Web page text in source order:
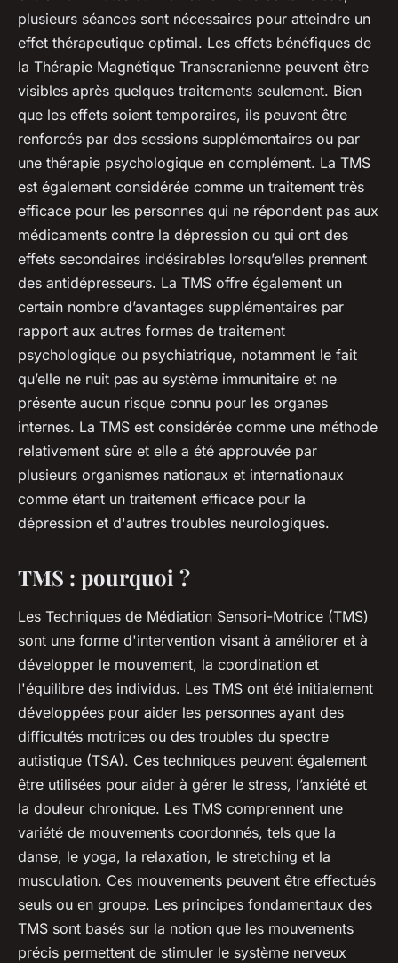
plusieurs séances sont nécessaires pour atteindre un
effet thérapeutique optimal. Les effets bénéfiques de
la Thérapie Magnétique Transcranienne peuvent être
visibles après quelques traitements seulement. Bien
que les effets soient temporaires, ils peuvent être
renforcés par des sessions supplémentaires ou par
une thérapie psychologique en complément. La TMS
est également considérée comme un traitement très
efficace pour les personnes qui ne répondent pas aux
médicaments contre la dépression ou qui ont des
effets secondaires indésirables lorsqu’elles prennent
des antidépresseurs. La TMS offre également un
certain nombre d’avantages supplémentaires par
rapport aux autres formes de traitement
psychologique ou psychiatrique, notamment le fait
qu’elle ne nuit pas au système immunitaire et ne
présente aucun risque connu pour les organes
internes. La TMS est considérée comme une méthode
relativement sûre et elle a été approuvée par
plusieurs organismes nationaux et internationaux
comme étant un traitement efficace pour la
dépression et d'autres troubles neurologiques.
TMS : pourquoi ?
Les Techniques de Médiation Sensori-Motrice (TMS)
sont une forme d'intervention visant à améliorer et à
développer le mouvement, la coordination et
l'équilibre des individus. Les TMS ont été initialement
développées pour aider les personnes ayant des
difficultés motrices ou des troubles du spectre
autistique (TSA). Ces techniques peuvent également
être utilisées pour aider à gérer le stress, l’anxiété et
la douleur chronique. Les TMS comprennent une
variété de mouvements coordonnés, tels que la
danse, le yoga, la relaxation, le stretching et la
musculation. Ces mouvements peuvent être effectués
seuls ou en groupe. Les principes fondamentaux des
TMS sont basés sur la notion que les mouvements
précis permettent de stimuler le système nerveux